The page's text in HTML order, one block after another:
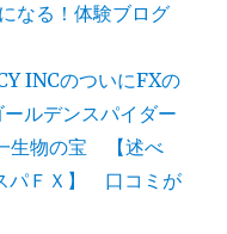
なる！体験ブログ
INCのついにFXの
ルデンスパイダー
生物の宝 【述べ
パＦＸ】 口コミが